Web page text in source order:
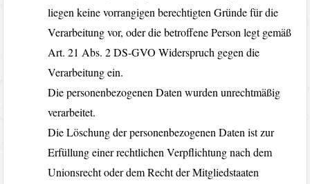
liegen keine vorrangigen berechtigten Gründe für die
Verarbeitung vor, oder die betroffene Person legt gemäß
Art. 21 Abs. 2 DS-GVO Widerspruch gegen die
Verarbeitung ein.
Die personenbezogenen Daten wurden unrechtmäßig
verarbeitet.
Die Löschung der personenbezogenen Daten ist zur
Erfüllung einer rechtlichen Verpflichtung nach dem
Unionsrecht oder dem Recht der Mitgliedstaaten